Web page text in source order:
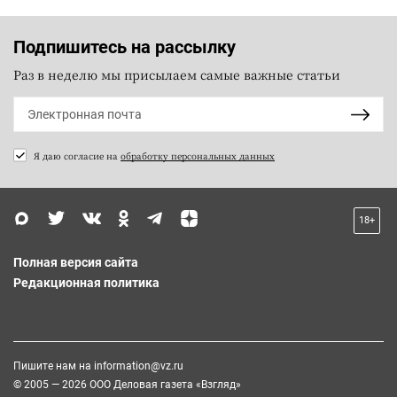
Подпишитесь на рассылку
Раз в неделю мы присылаем самые важные статьи
Я даю согласие на обработку персональных данных
18+
Полная версия сайта
Редакционная политика
Пишите нам на information@vz.ru
© 2005 — 2026 ООО Деловая газета «Взгляд»